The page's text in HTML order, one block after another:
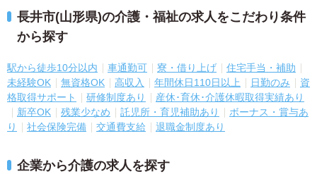
長井市(山形県)の介護・福祉の求人をこだわり条件
から探す
駅から徒歩10分以内 車通勤可 寮・借り上げ
住宅手当・補助
未経験OK
無資格OK 高収入 年間休日110日以上 日勤のみ
資
格取得サポート
研修制度あり
産休･育休･介護休暇取得実績あり
新卒OK
残業少なめ 託児所・育児補助あり
ボーナス・賞与あ
り
社会保険完備 交通費支給 退職金制度あり
企業から介護の求人を探す